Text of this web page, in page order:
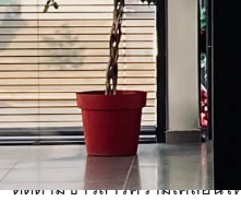
ข่าวสาร
ติดตามข่าวสารความเคลื่อน